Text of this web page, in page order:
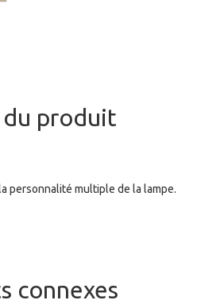
produit
personnalité multiple de la lampe.
connexes